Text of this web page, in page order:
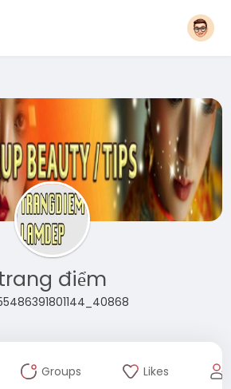
điểm
Groups Likes